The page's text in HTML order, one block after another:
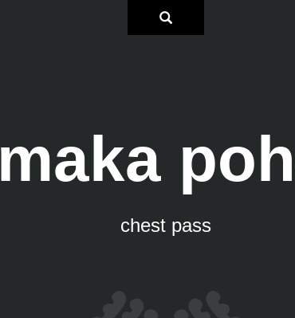
maka
chest pass